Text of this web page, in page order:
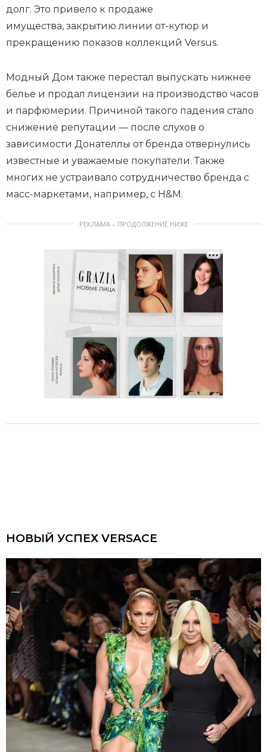
долг. Это привело к продаже
имущества, закрытию линии от-кутюр и
прекращению показов коллекций Versus.
Модный Дом также перестал выпускать нижнее
белье и продал лицензии на производство часов
и парфюмерии. Причиной такого падения стало
снижение репутации — после слухов о
зависимости Донателлы от бренда отвернулись
известные и уважаемые покупатели. Также
многих не устраивало сотрудничество бренда с
масс-маркетами, например, с H&M.
РЕКЛАМА – ПРОДОЛЖЕНИЕ НИЖЕ
НОВЫЙ УСПЕХ VERSACE